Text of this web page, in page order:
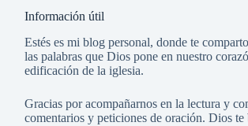
Información útil
Estés es mi blog personal, donde te
las palabras que Dios pone en nuestro
edificación de la iglesia.
Gracias por acompañarnos en la lectura y
comentarios y peticiones de oración. Dios te